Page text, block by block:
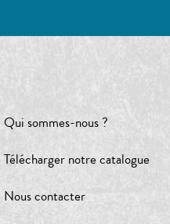
Qui sommes-nous ?
Télécharger notre catalogue
Nous contacter